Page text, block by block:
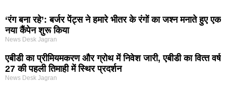
‘रंग बना रहे’: बर्जर पेंट्स ने हमारे भीतर के रंगों का जश्न मनाते हुए एक
नया कैंपेन शुरू किया
News Desk Jagran
एबीडी का प्रीमियमकरण और ग्रोथ में निवेश जारी, एबीडी का वित्‍त वर्ष
27 की पहली तिमाही में स्थिर प्रदर्शन
News Desk Jagran